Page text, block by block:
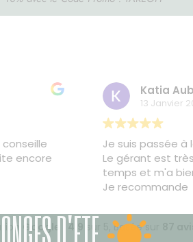
encore
Katia
13 Janvier
Je suis passée à
Le gérant est
temps et m'a
Je recommande
Google 4.9 Basée sur